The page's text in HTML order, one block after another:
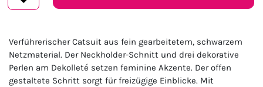
Verführerischer Catsuit aus fein gearbeitetem, schwarzem
Netzmaterial. Der Neckholder-Schnitt und drei dekorative
Perlen am Dekolleté setzen feminine Akzente. Der offen
gestaltete Schritt sorgt für freizügige Einblicke. Mit